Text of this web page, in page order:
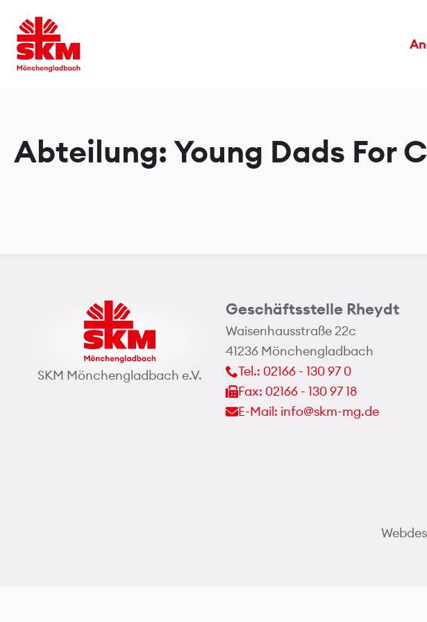
Abteilung:Young Dads For
SKM Mönchengladbach e.V.
Geschäftsstelle Rheydt
Waisenhausstraße 22c
41236 Mönchengladbach
Tel.: 02166 - 130 97 0
Fax: 02166 - 130 97 18
E-Mail: info@skm-mg.de